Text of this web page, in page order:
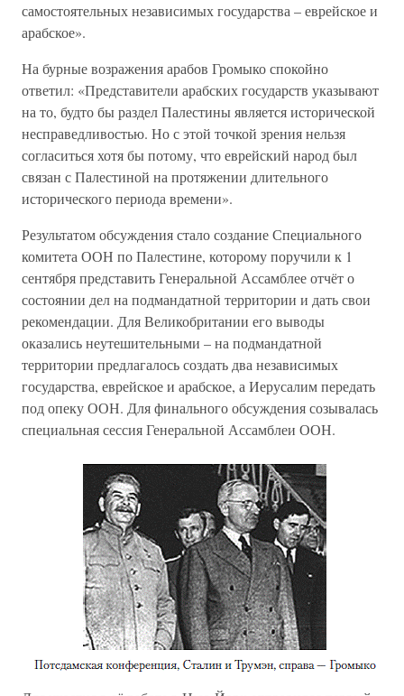
самостоятельных независимых государства – еврейское и
арабское».
На бурные возражения арабов Громыко спокойно
ответил: «Представители арабских государств указывают
на то, будто бы раздел Палестины является исторической
несправедливостью. Но с этой точкой зрения нельзя
согласиться хотя бы потому, что еврейский народ был
связан с Палестиной на протяжении длительного
исторического периода времени».
Результатом обсуждения стало создание Специального
комитета ООН по Палестине, которому поручили к 1
сентября представить Генеральной Ассамблее отчёт о
состоянии дел на подмандатной территории и дать свои
рекомендации. Для Великобритании его выводы
оказались неутешительными – на подмандатной
территории предлагалось создать два независимых
государства, еврейское и арабское, а Иерусалим передать
под опеку ООН. Для финального обсуждения созывалась
специальная сессия Генеральной Ассамблеи ООН.